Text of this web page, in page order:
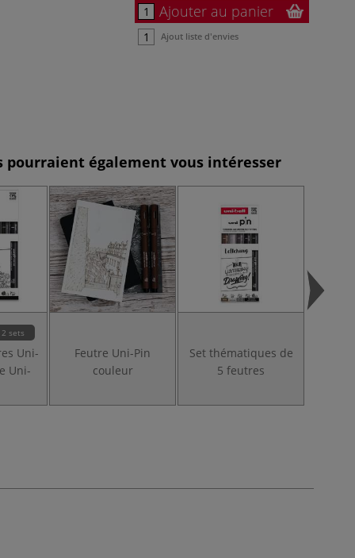
Ajouter au panier
Ajout liste d'envies
pourraient également vous intéresser
2 sets
Uni-
Uni-
Feutre Uni-Pin
couleur
Set thématiques de
5 feutres